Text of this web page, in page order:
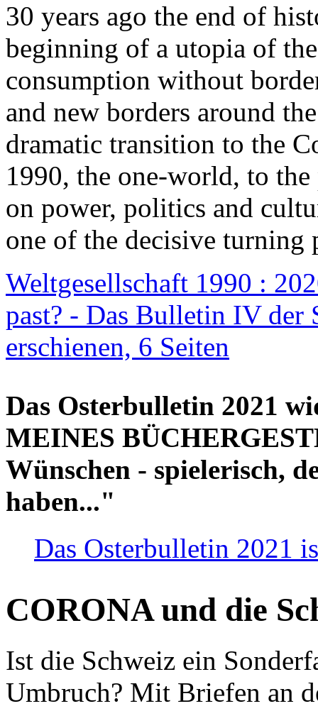
30 years ago the end of
beginning of a utopia of
consumption without
and new borders around
dramatic transition to the
1990, the one-world, to the
on power, politics and
one of the decisive turning
Weltgesellschaft 1990 :
past? - Das Bulletin IV der
erschienen, 6 Seiten
Das Osterbulletin 2021
MEINES
Wünschen - spielerisch,
haben..."
Das Osterbulletin 2021
CORONA und die
Ist die Schweiz ein
Umbruch? Mit Briefen an